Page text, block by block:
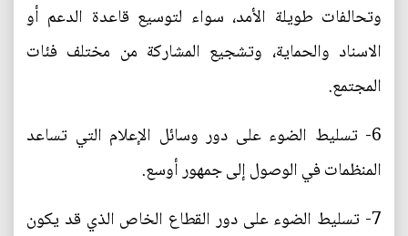
وتحالفات طويلة الأمد، سواء لتوسيع قاعدة الدعم أو
الاسناد والحماية، وتشجيع المشاركة من مختلف فئات
المجتمع.
6- تسليط الضوء على دور وسائل الإعلام التي تساعد
المنظمات في الوصول إلى جمهور أوسع.
7- تسليط الضوء على دور القطاع الخاص الذي قد يكون